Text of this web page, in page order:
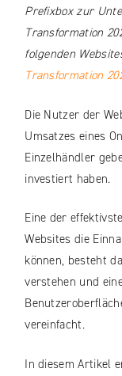
Prefixbox zur
Transformation
folgenden
Transformation
Die Nutzer der
Umsatzes eines
Einzelhändler
investiert haben.
Eine der
Websites die
können, besteht
verstehen und
vereinfacht.
In diesem Artikel